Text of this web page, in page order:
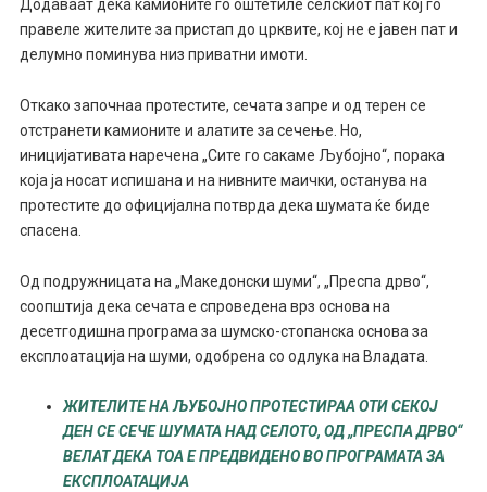
Додаваат дека камионите го оштетиле селскиот пат кој го
правеле жителите за пристап до црквите, кој не е јавен пат и
делумно поминува низ приватни имоти.
Откако започнаа протестите, сечата запре и од терен се
отстранети камионите и алатите за сечење. Но,
иницијативата наречена „Сите го сакаме Љубојно“, порака
која ја носат испишана и на нивните маички, останува на
протестите до официјална потврда дека шумата ќе биде
спасена.
Од подружницата на „Македонски шуми“, „Преспа дрво“,
соопштија дека сечата е спроведена врз основа на
десетгодишна програма за шумско-стопанска основа за
експлоатација на шуми, одобрена со одлука на Владата.
ЖИТЕЛИТЕ НА ЉУБОЈНО ПРОТЕСТИРАА ОТИ СЕКОЈ
ДЕН СЕ СЕЧЕ ШУМАТА НАД СЕЛОТО, ОД „ПРЕСПА ДРВО“
ВЕЛАТ ДЕКА ТОА Е ПРЕДВИДЕНО ВО ПРОГРАМАТА ЗА
ЕКСПЛОАТАЦИЈА